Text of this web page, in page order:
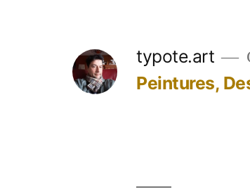
typote.art
Peintures,